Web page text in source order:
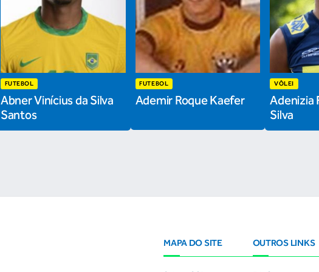
FUTEBOL
Abner Vinícius da Silva
Santos
FUTEBOL
Ademir Roque Kaefer
VÔLEI
Adenizia
Silva
MAPA DO SITE OUTROS LINKS